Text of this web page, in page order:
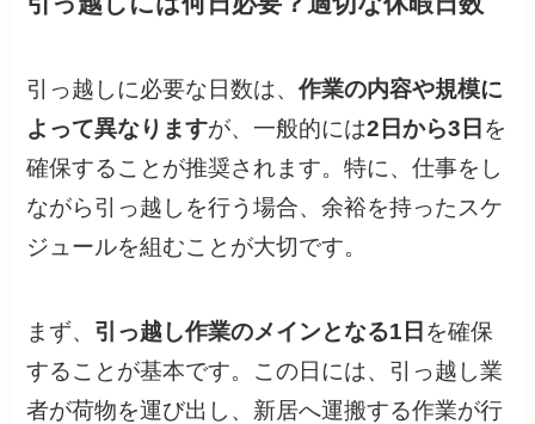
引っ越しに必要な日数は、作業の内容や規模に
よって異なりますが、一般的には2日から3日 を
確保することが推奨されます。特に、仕事をし
ながら引っ越しを行う場合、余裕を持ったスケ
ジュールを組むことが大切です。
まず、 引っ越し作業のメインとなる1日 を確保
することが基本です。この日には、引っ越し業
者が荷物を運び出し、新居へ運搬する作業が行